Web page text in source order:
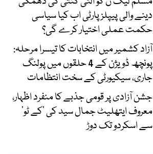
دینے والی پیپلز پارٹی اب کیا سیاسی
حکمت عملی اختیار کرے گی؟
آزاد کشمیر میں انتخابات کا تیسرا مرحلہ:
پونچھ ڈویژن کے 4 حلقوں میں پولنگ
جاری، سیکیورٹی کے سخت انتظامات
جشن آزادی پر قومی جذبے کا منفرد اظہار،
معروف ایتھلیٹ جمال سید کی ’کے ٹو‘
سے اسکردو تک دوڑ